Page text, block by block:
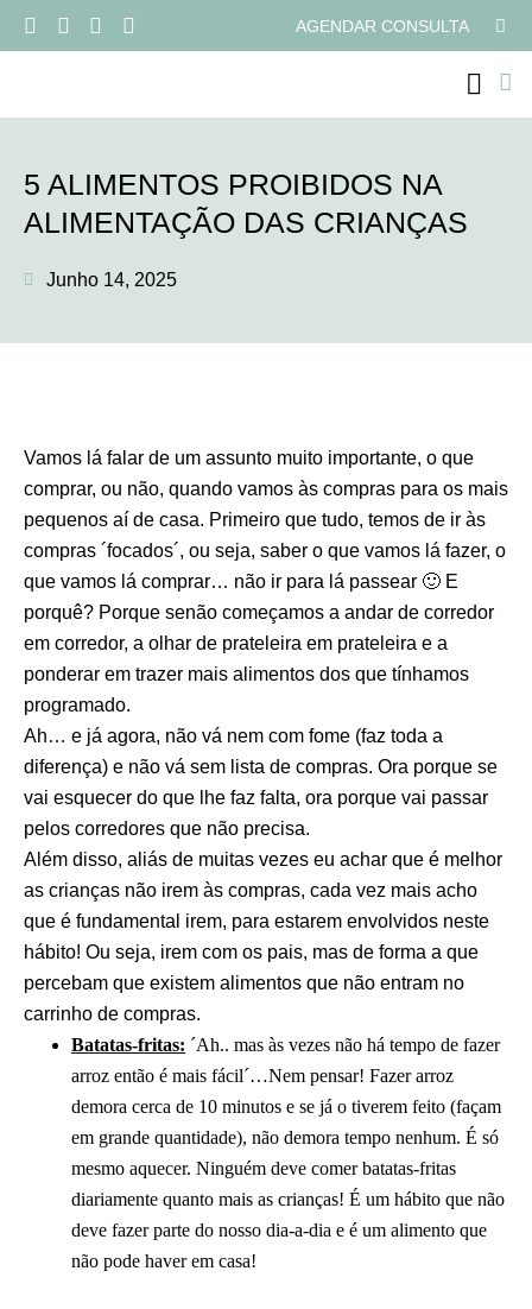
AGENDAR CONSULTA
5 ALIMENTOS PROIBIDOS NA
ALIMENTAÇÃO DAS CRIANÇAS
Junho 14, 2025
Vamos lá falar de um assunto muito importante, o que
comprar, ou não, quando vamos às compras para os mais
pequenos aí de casa. Primeiro que tudo, temos de ir às
compras ´focados´, ou seja, saber o que vamos lá fazer, o
que vamos lá comprar… não ir para lá passear 🙂 E
porquê? Porque senão começamos a andar de corredor
em corredor, a olhar de prateleira em prateleira e a
ponderar em trazer mais alimentos dos que tínhamos
programado.
Ah… e já agora, não vá nem com fome (faz toda a
diferença) e não vá sem lista de compras. Ora porque se
vai esquecer do que lhe faz falta, ora porque vai passar
pelos corredores que não precisa.
Além disso, aliás de muitas vezes eu achar que é melhor
as crianças não irem às compras, cada vez mais acho
que é fundamental irem, para estarem envolvidos neste
hábito! Ou seja, irem com os pais, mas de forma a que
percebam que existem alimentos que não entram no
carrinho de compras.
Batatas-fritas: ´Ah.. mas às vezes não há tempo de fazer
arroz então é mais fácil´…Nem pensar! Fazer arroz
demora cerca de 10 minutos e se já o tiverem feito (façam
em grande quantidade), não demora tempo nenhum. É só
mesmo aquecer. Ninguém deve comer batatas-fritas
diariamente quanto mais as crianças! É um hábito que não
deve fazer parte do nosso dia-a-dia e é um alimento que
não pode haver em casa!